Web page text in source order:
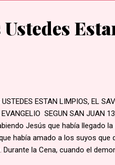
USTEDES ESTAN LIMPIOS, EL
SEGUN SAN JUAN
Jesús que había llegado
había amado a los suyos que
la Cena, cuando el